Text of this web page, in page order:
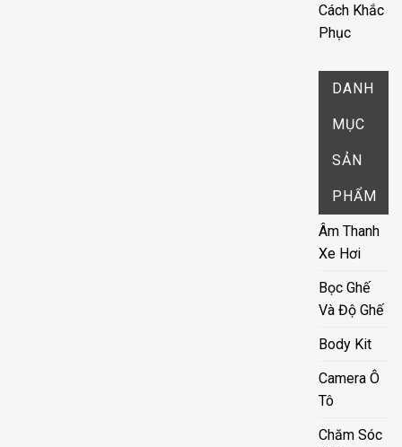
Cách Khắc
Phục
DANH
MỤC
SẢN
PHẨM
Âm Thanh
Xe Hơi
Bọc Ghế
Và Độ Ghế
Body Kit
Camera Ô
Tô
Chăm Sóc